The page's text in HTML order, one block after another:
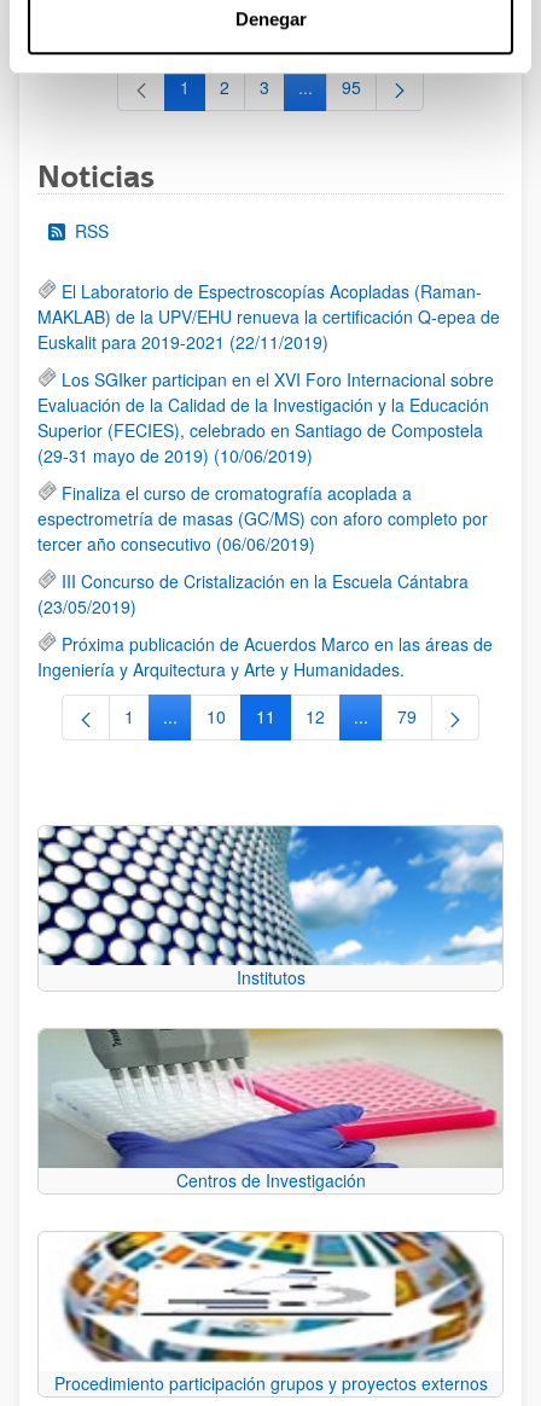
Denegar
al 30/07/2026 (ambos incluídos)
Página
1 Página
2 Página
3 ...Páginas intermedias Use TAB
Página
95
Noticias
RSS
El Laboratorio de Espectroscopías Acopladas (Raman-
MAKLAB) de la UPV/EHU renueva la certificación Q-epea de
Euskalit para 2019-2021 (22/11/2019)
Los SGIker participan en el XVI Foro Internacional sobre
Evaluación de la Calidad de la Investigación y la Educación
Superior (FECIES), celebrado en Santiago de Compostela
(29-31 mayo de 2019) (10/06/2019)
Finaliza el curso de cromatografía acoplada a
espectrometría de masas (GC/MS) con aforo completo por
tercer año consecutivo (06/06/2019)
III Concurso de Cristalización en la Escuela Cántabra
(23/05/2019)
Próxima publicación de Acuerdos Marco en las áreas de
Ingeniería y Arquitectura y Arte y Humanidades.
Página
1 ...Páginas intermedias Use TAB para desplazarse.
Página
10 Página
11 Página
12 ...Páginas intermedias
Página
79
Institutos
Centros de Investigación
Procedimiento participación grupos y proyectos externos